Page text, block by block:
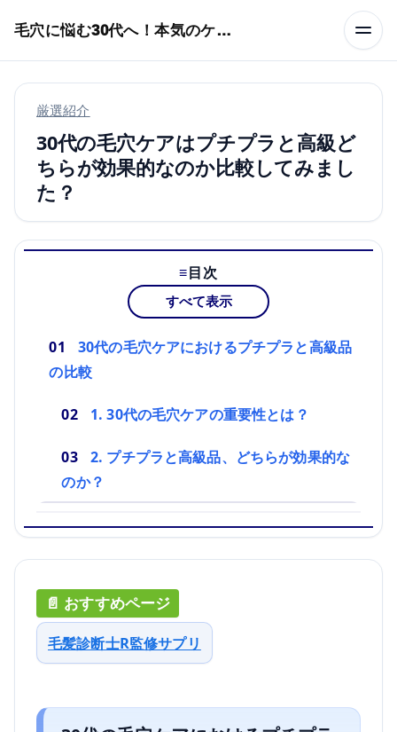
毛穴に悩む30代へ！本気のケア術特集
厳選紹介
30代の毛穴ケアはプチプラと高級ど
ちらが効果的なのか比較してみまし
た？
目次
すべて表示
30代の毛穴ケアにおけるプチプラと高級品
の比較
1. 30代の毛穴ケアの重要性とは？
2. プチプラと高級品、どちらが効果的な
のか？
毛髪診断士R監修サプリ